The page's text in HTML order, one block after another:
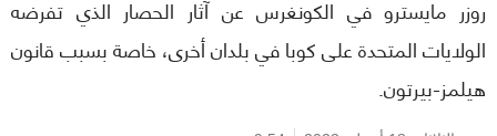
روزر مايسترو في الكونغرس عن آثار الحصار الذي تفرضه
الولايات المتحدة على كوبا في بلدان أخرى، خاصة بسبب قانون
هيلمز-بيرتون.